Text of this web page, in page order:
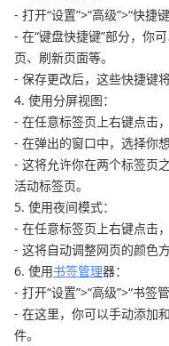
- 打开“设置”>“高级”>“快捷
- 在“键盘快捷键”部分，你
页、刷新页面等。
- 保存更改后，这些快捷键
4. 使用分屏视图：
- 在任意标签页上右键点击，
- 在弹出的窗口中，选择你
- 这将允许你在两个标签页
活动标签页。
5. 使用夜间模式：
- 在任意标签页上右键点击，
- 这将自动调整网页的颜色
6. 使用书签管理器：
- 打开“设置”>“高级”>“书签管
- 在这里，你可以手动添加
件。